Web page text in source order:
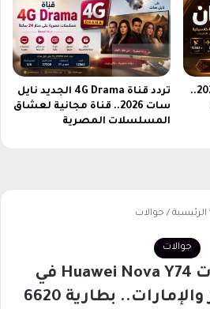
تردد قناة زمان نايل سات 2026..
تردد قناة 4G Drama الجديد نايل
سات 2026.. قناة مجانية لعشاق
المسلسلات المصرية